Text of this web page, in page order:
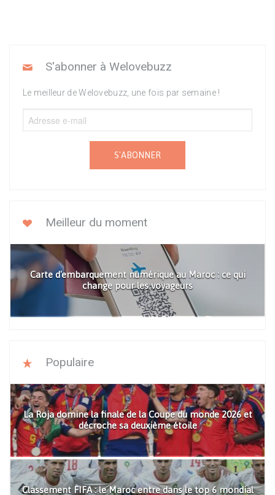
S'abonner à Welovebuzz
Le meilleur de Welovebuzz, une fois par semaine !
S'ABONNER
Meilleur du moment
Carte d'embarquement numérique au Maroc : ce qui
change pour les voyageurs
Populaire
La Roja domine la finale de la Coupe du monde 2026 et
décroche sa deuxième étoile
Classement FIFA : le Maroc entre dans le top 6 mondial